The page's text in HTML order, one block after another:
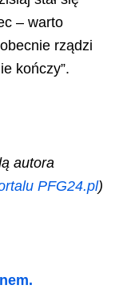
– warto
rządzi
kończy”.
autora
PFG24.pl)